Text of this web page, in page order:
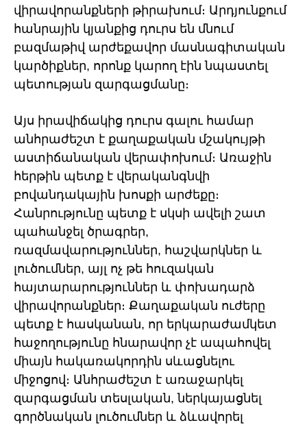
վիրավորանքների թիրախում։ Արդյունքում
հանրային կյանքից դուրս են մնում
բազմաթիվ արժեքավոր մասնագիտական
կարծիքներ, որոնք կարող էին նպաստել
պետության զարգացմանը։
Այս իրավիճակից դուրս գալու համար
անհրաժեշտ է քաղաքական մշակույթի
աստիճանական վերափոխում։ Առաջին
հերթին պետք է վերականգնվի
բովանդակային խոսքի արժեքը։
Հանրությունը պետք է սկսի ավելի շատ
պահանջել ծրագրեր,
ռազմավարություններ, հաշվարկներ և
լուծումներ, այլ ոչ թե հուզական
հայտարարություններ և փոխադարձ
վիրավորանքներ։ Քաղաքական ուժերը
պետք է հասկանան, որ երկարաժամկետ
հաջողությունը հնարավոր չէ ապահովել
միայն հակառակորդին սևացնելու
միջոցով։ Անհրաժեշտ է առաջարկել
զարգացման տեսլական, ներկայացնել
գործնական լուծումներ և ձևավորել